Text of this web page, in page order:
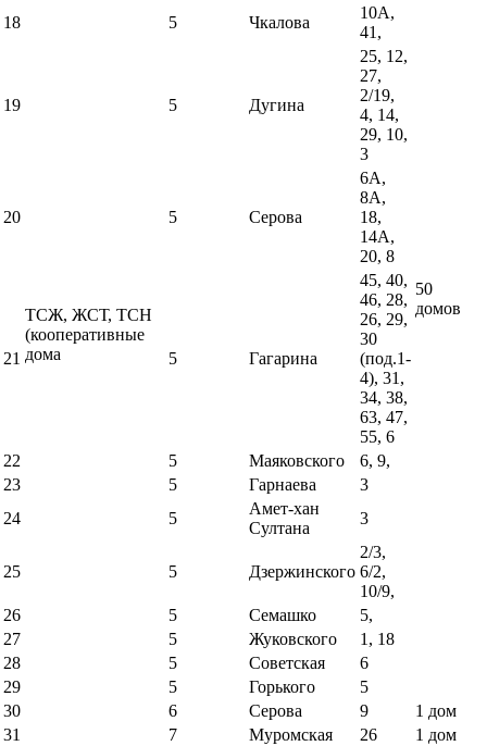
ТСЖ, ЖСТ, ТСН
(кооперативные
дома
50
домов
18 5 Чкалова
10А,
41,
19 5 Дугина
25, 12,
27,
2/19,
4, 14,
29, 10,
3
20 5 Серова
6А,
8А,
18,
14А,
20, 8
21 5 Гагарина
45, 40,
46, 28,
26, 29,
30
(под.1-
4), 31,
34, 38,
63, 47,
55, 6
22
5 Маяковского
6, 9,
23
5 Гарнаева
3
24
5
Амет-хан
Султана
3
25 5 Дзержинского
2/3,
6/2,
10/9,
26
5 Семашко
5,
27
5 Жуковского
1, 18
28
5 Советская
6
29
5 Горького
5
30
6 Серова 9
1 дом
31
7 Муромская 26
1 дом